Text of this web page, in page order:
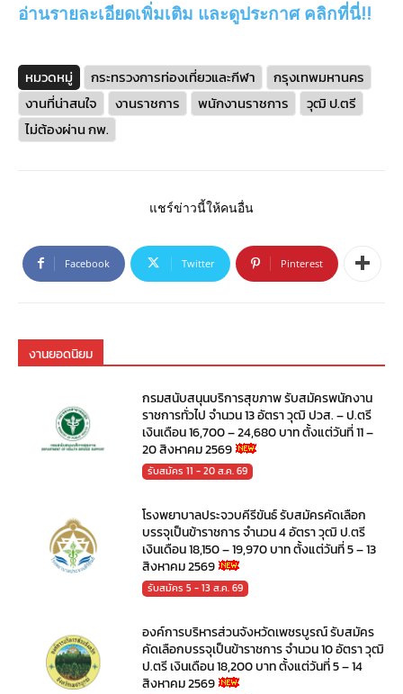
อ่านรายละเอียดเพิ่มเติม และดูประกาศ คลิกที่นี่!!
หมวดหมู่ กระทรวงการท่องเที่ยวและกีฬา
กรุงเทพมหานคร
งานที่น่าสนใจ
งานราชการ พนักงานราชการ
วุฒิ ป.ตรี
ไม่ต้องผ่าน กพ.
แชร์ข่าวนี้ให้คนอื่น
Facebook Twitter Pinterest
งานยอดนิยม
กรมสนับสนุนบริการสุขภาพ รับสมัครพนักงาน
ราชการทั่วไป จำนวน 13 อัตรา วุฒิ ปวส. – ป.ตรี
เงินเดือน 16,700 – 24,680 บาท ตั้งแต่วันที่ 11 –
20 สิงหาคม 2569
รับสมัคร 11 - 20 ส.ค. 69
โรงพยาบาลประจวบคีรีขันธ์ รับสมัครคัดเลือก
บรรจุเป็นข้าราชการ จำนวน 4 อัตรา วุฒิ ป.ตรี
เงินเดือน 18,150 – 19,970 บาท ตั้งแต่วันที่ 5 – 13
สิงหาคม 2569
รับสมัคร 5 - 13 ส.ค. 69
องค์การบริหารส่วนจังหวัดเพชรบูรณ์ รับสมัคร
คัดเลือกบรรจุเป็นข้าราชการ จำนวน 10 อัตรา วุฒิ
ป.ตรี เงินเดือน 18,200 บาท ตั้งแต่วันที่ 5 – 14
สิงหาคม 2569